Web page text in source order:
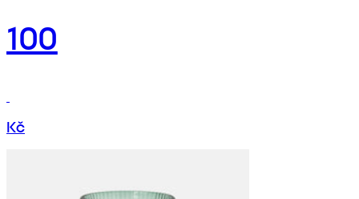
100
Kč